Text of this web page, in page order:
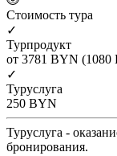
Cтоимость тура
✓
Турпродукт
от 3781 BYN (1080
✓
Туруслуга
250 BYN
Туруслуга -
бронирования.